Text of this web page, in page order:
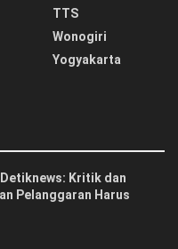
TTS
Wonogiri
Yogyakarta
Kritik dan
Pelanggaran Harus